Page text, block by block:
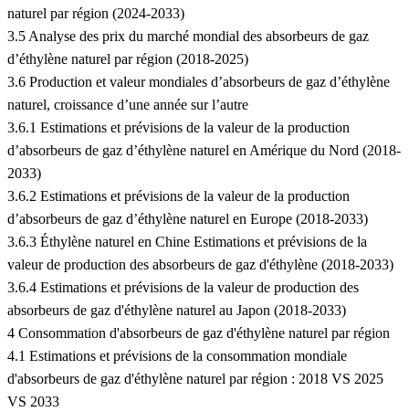
naturel par région (2024-2033)
3.5 Analyse des prix du marché mondial des absorbeurs de gaz
d’éthylène naturel par région (2018-2025)
3.6 Production et valeur mondiales d’absorbeurs de gaz d’éthylène
naturel, croissance d’une année sur l’autre
3.6.1 Estimations et prévisions de la valeur de la production
d’absorbeurs de gaz d’éthylène naturel en Amérique du Nord (2018-
2033)
3.6.2 Estimations et prévisions de la valeur de la production
d’absorbeurs de gaz d’éthylène naturel en Europe (2018-2033)
3.6.3 Éthylène naturel en Chine Estimations et prévisions de la
valeur de production des absorbeurs de gaz d'éthylène (2018-2033)
3.6.4 Estimations et prévisions de la valeur de production des
absorbeurs de gaz d'éthylène naturel au Japon (2018-2033)
4 Consommation d'absorbeurs de gaz d'éthylène naturel par région
4.1 Estimations et prévisions de la consommation mondiale
d'absorbeurs de gaz d'éthylène naturel par région : 2018 VS 2025
VS 2033